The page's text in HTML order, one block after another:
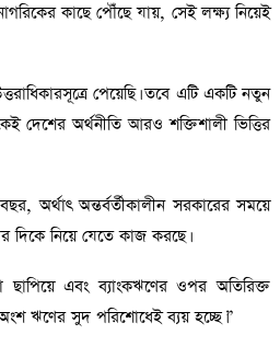
কাছে পৌঁছে যায়, সেই লক্ষ্য নিয়েই
পেয়েছি। তবে এটি একটি নতুন
অর্থনীতি আরও শক্তিশালী ভিত্তির
অর্থাৎ অন্তর্বর্তীকালীন সরকারের সময়ে
দিকে নিয়ে যেতে কাজ করছে।
ছাপিয়ে এবং ব্যাংকঋণের ওপর অতিরিক্ত
ঋণের সুদ পরিশোধেই ব্যয় হচ্ছে।”